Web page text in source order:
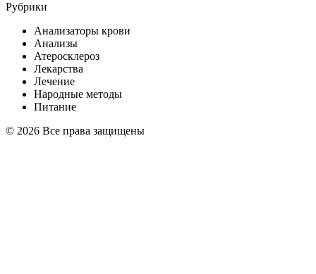
Рубрики
Анализаторы крови
Анализы
Атеросклероз
Лекарства
Лечение
Народные методы
Питание
© 2026 Все права защищены